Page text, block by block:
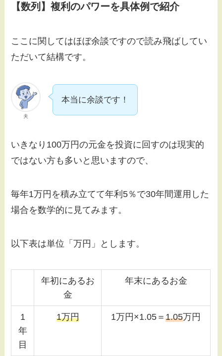
【数列】複利のパワーを具体例で紹介
ここに関してはほぼ余談ですので読み飛ばしてい
ただいて結構です。
夫
本当に余談です！
いきなり100万円の元金を投資に回すのは現実的
ではない方も多いと思いますので、
毎年1万円を積み立てて年利5％で30年間運用した
場合を数学的に見てみます。
以下表は単位「万円」とします。
年初にあるお
金
年末にあるお金
1
年
目
1万円 1万円×1.05＝1.05万円